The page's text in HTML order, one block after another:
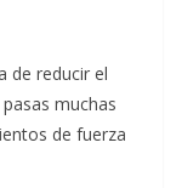
de reducir el
muchas
de fuerza